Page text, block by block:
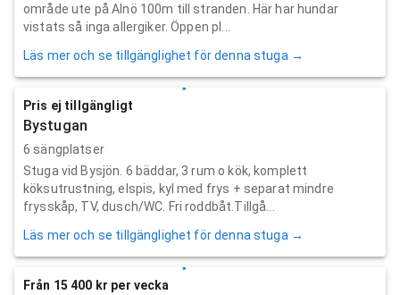
område ute på Alnö 100m till stranden. Här har hundar
vistats så inga allergiker. Öppen pl...
Läs mer och se tillgänglighet för denna stuga →
Pris ej tillgängligt
Bystugan
6 sängplatser
Stuga vid Bysjön. 6 bäddar, 3 rum o kök, komplett
köksutrustning, elspis, kyl med frys + separat mindre
frysskåp, TV, dusch/WC. Fri roddbåt.Tillgå...
Läs mer och se tillgänglighet för denna stuga →
Från 15 400 kr per vecka